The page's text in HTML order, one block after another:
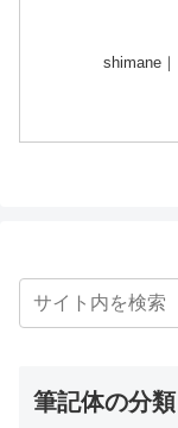
shimane
筆記体の分類